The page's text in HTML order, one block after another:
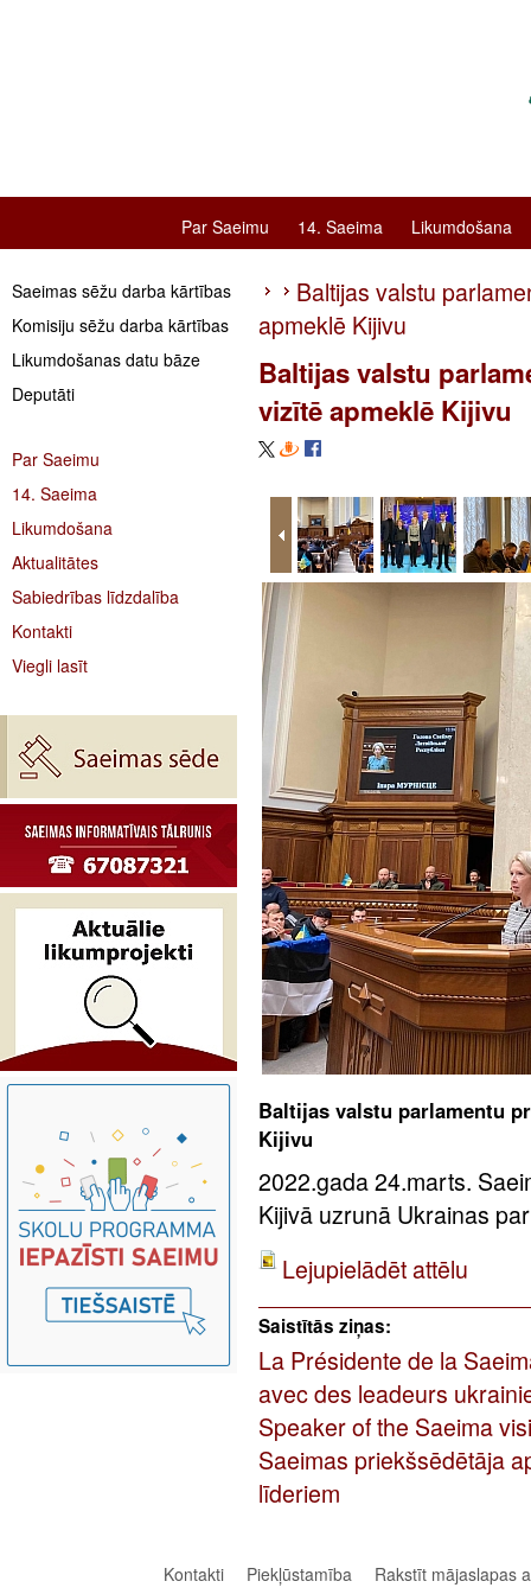
Par Saeimu 14. Saeima Likumdošana
Saeimas sēžu darba kārtības
Komisiju sēžu darba kārtības
Likumdošanas datu bāze
Deputāti
Par Saeimu
14. Saeima
Likumdošana
Aktualitātes
Sabiedrības līdzdalība
Kontakti
Viegli lasīt
Baltijas valstu
apmeklē Kijivu
Baltijas valstu
vizītē apmeklē Kijivu
Baltijas valstu parlamentu
Kijivu
2022.gada 24.marts.
Kijivā uzrunā Ukrainas
Lejupielādēt attēlu
Saistītās ziņas:
La Présidente de la
avec des leadeurs
Speaker of the Saeima
Saeimas priekšsēdētāja
līderiem
Kontakti Piekļūstamība
Rakstīt mājaslapas